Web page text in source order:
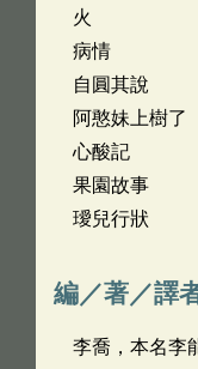
火
病情
自圓其說
阿憨妹上樹了
心酸記
果園故事
璦兒行狀
編／著／譯
李喬，本名李